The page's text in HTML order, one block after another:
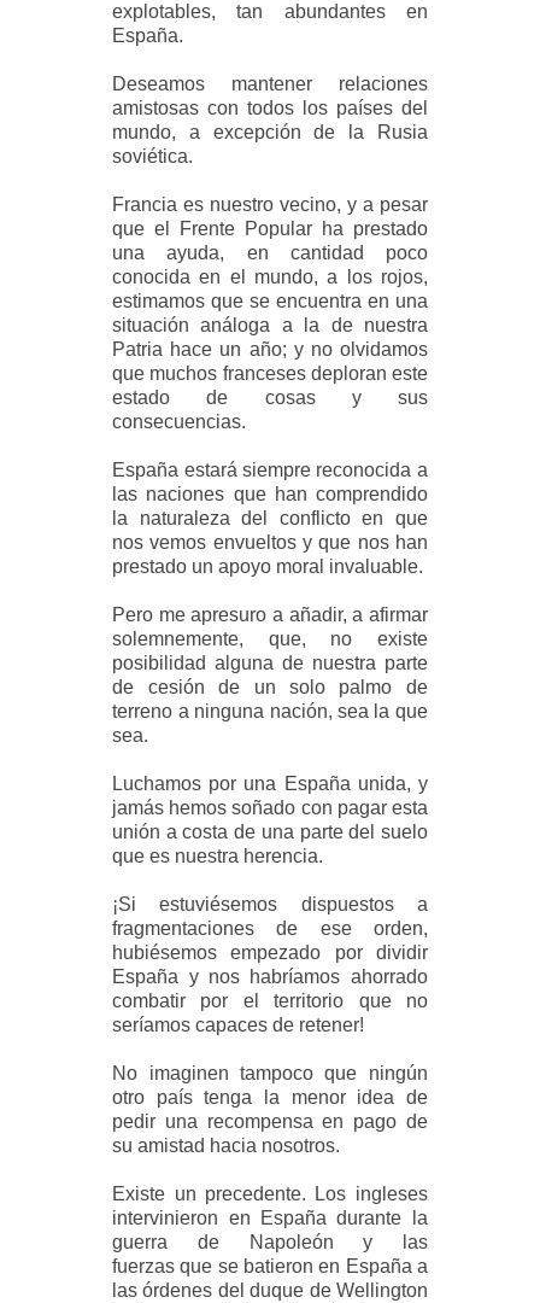
explotables, tan abundantes en
España.
Deseamos mantener relaciones
amistosas con todos los países del
mundo, a excepción de la Rusia
soviética.
Francia es nuestro vecino, y a pesar
que el Frente Popular ha prestado
una ayuda, en cantidad poco
conocida en el mundo, a los rojos,
estimamos que se encuentra en una
situación análoga a la de nuestra
Patria hace un año; y no olvidamos
que muchos franceses deploran este
estado de cosas y sus
consecuencias.
España estará siempre reconocida a
las naciones que han comprendido
la naturaleza del conflicto en que
nos vemos envueltos y que nos han
prestado un apoyo moral invaluable.
Pero me apresuro a añadir, a afirmar
solemnemente, que, no existe
posibilidad alguna de nuestra parte
de cesión de un solo palmo de
terreno a ninguna nación, sea la que
sea.
Luchamos por una España unida, y
jamás hemos soñado con pagar esta
unión a costa de una parte del suelo
que es nuestra herencia.
¡Si estuviésemos dispuestos a
fragmentaciones de ese orden,
hubiésemos empezado por dividir
España y nos habríamos ahorrado
combatir por el territorio que no
seríamos capaces de retener!
No imaginen tampoco que ningún
otro país tenga la menor idea de
pedir una recompensa en pago de
su amistad hacia nosotros.
Existe un precedente. Los ingleses
intervinieron en España durante la
guerra de Napoleón y las
fuerzas que se batieron en España a
las órdenes del duque de Wellington